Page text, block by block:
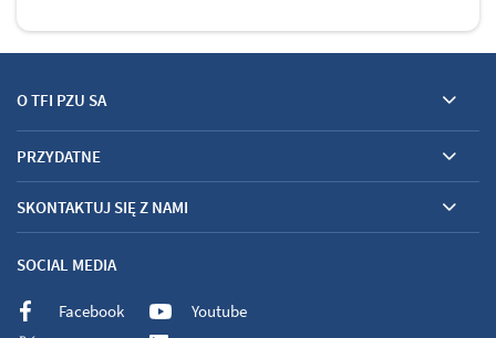
O TFI PZU SA
PRZYDATNE
SKONTAKTUJ SIĘ Z NAMI
SOCIAL MEDIA
Facebook
Youtube